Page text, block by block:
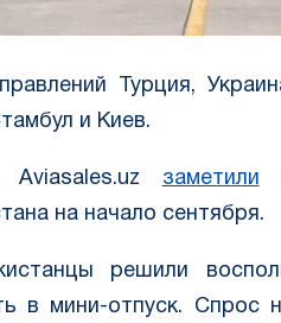
Турция,
и Киев.
Aviasales.uz заметили
на начало сентября.
решили
в мини-отпуск.